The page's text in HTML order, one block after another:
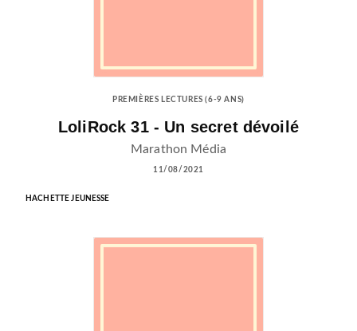
PREMIÈRES LECTURES (6-9 ANS)
LoliRock 31 - Un secret dévoilé
Marathon Média
11/08/2021
HACHETTE JEUNESSE